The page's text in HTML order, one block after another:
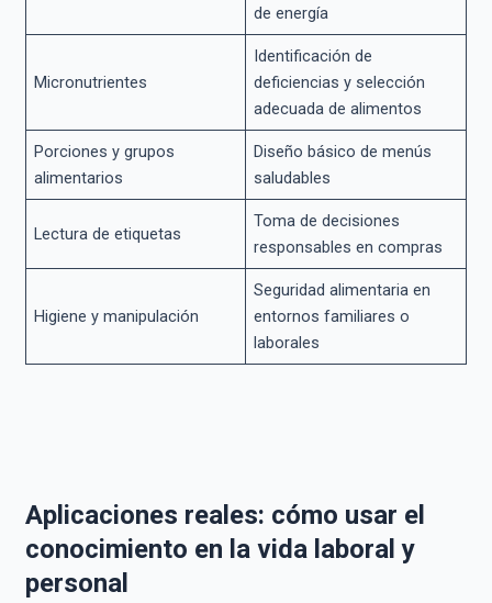
de energía
Micronutrientes
Identificación de
deficiencias y selección
adecuada de alimentos
Porciones y grupos
alimentarios
Diseño básico de menús
saludables
Lectura de etiquetas
Toma de decisiones
responsables en compras
Higiene y manipulación
Seguridad alimentaria en
entornos familiares o
laborales
Aplicaciones reales: cómo usar el
conocimiento en la vida laboral y
personal